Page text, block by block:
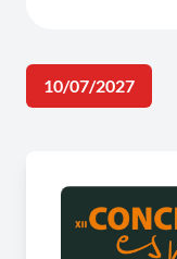
10/07/2027